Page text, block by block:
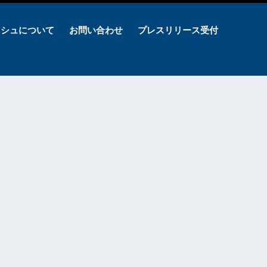
ュについて お問い合わせ プレスリリース受付